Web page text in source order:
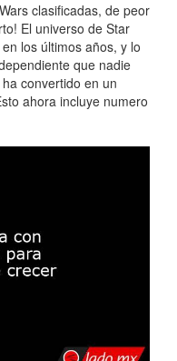
clasificadas, de peor
El universo de Star
los últimos años, y lo
que nadie
convertido en un
ahora incluye numero